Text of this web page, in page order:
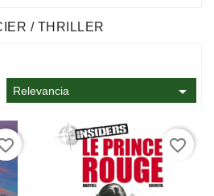
/ THRILLER
Relevancia 
favorite_border